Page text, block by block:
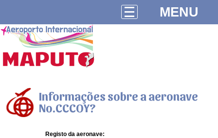
MENU
Informações sobre a aeronave
No.CCCOY?
Registo da aeronave: